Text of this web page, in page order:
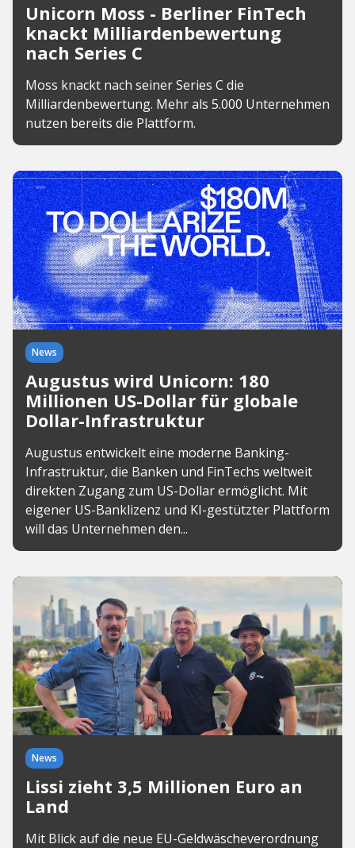
Unicorn Moss - Berliner FinTech
knackt Milliardenbewertung
nach Series C
Moss knackt nach seiner Series C die
Milliardenbewertung. Mehr als 5.000 Unternehmen
nutzen bereits die Plattform.
News
Augustus wird Unicorn: 180
Millionen US-Dollar für globale
Dollar-Infrastruktur
Augustus entwickelt eine moderne Banking-
Infrastruktur, die Banken und FinTechs weltweit
direkten Zugang zum US-Dollar ermöglicht. Mit
eigener US-Banklizenz und KI-gestützter Plattform
will das Unternehmen den...
News
Lissi zieht 3,5 Millionen Euro an
Land
Mit Blick auf die neue EU-Geldwäscheverordnung